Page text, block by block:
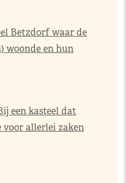
Betzdorf waar de
woonde en hun
een kasteel dat
voor allerlei zaken